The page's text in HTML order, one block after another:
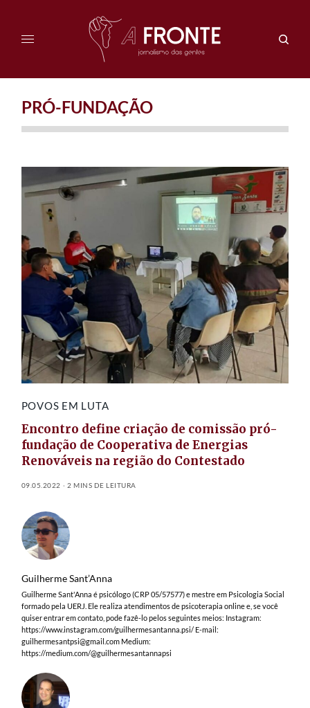
PRÓ-FUNDAÇÃO
POVOS EM LUTA
Encontro define criação de comissão pró-
fundação de Cooperativa de Energias
Renováveis na região do Contestado
09.05.2022 2 MINS DE LEITURA
Guilherme Sant’Anna
Guilherme Sant'Anna é psicólogo (CRP 05/57577) e mestre em Psicologia Social
formado pela UERJ. Ele realiza atendimentos de psicoterapia online e, se você
quiser entrar em contato, pode fazê-lo pelos seguintes meios: Instagram:
https://www.instagram.com/guilhermesantanna.psi/ E-mail:
guilhermesantpsi@gmail.comMedium:
https://medium.com/@guilhermesantannapsi